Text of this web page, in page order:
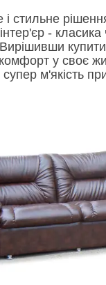
стильне
- класика
комфорт у своє
м'якість